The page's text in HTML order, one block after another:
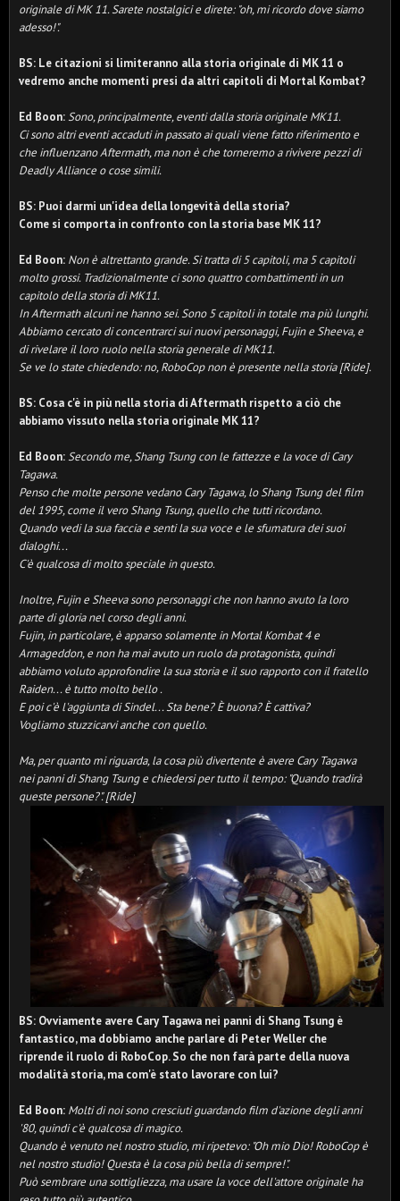
originale di MK 11. Sarete nostalgici e direte: "oh, mi ricordo dove siamo
adesso!".
BS: Le citazioni si limiteranno alla storia originale di MK 11 o
vedremo anche momenti presi da altri capitoli di Mortal Kombat?
Ed Boon: Sono, principalmente, eventi dalla storia originale MK11.
Ci sono altri eventi accaduti in passato ai quali viene fatto riferimento e
che influenzano Aftermath, ma non è che torneremo a rivivere pezzi di
Deadly Alliance o cose simili.
BS: Puoi darmi un'idea della longevità della storia?
Come si comporta in confronto con la storia base MK 11?
Ed Boon: Non è altrettanto grande. Si tratta di 5 capitoli, ma 5 capitoli
molto grossi. Tradizionalmente ci sono quattro combattimenti in un
capitolo della storia di MK11.
In Aftermath alcuni ne hanno sei. Sono 5 capitoli in totale ma più lunghi.
Abbiamo cercato di concentrarci sui nuovi personaggi, Fujin e Sheeva, e
di rivelare il loro ruolo nella storia generale di MK11.
Se ve lo state chiedendo: no, RoboCop non è presente nella storia [Ride].
BS: Cosa c'è in più nella storia di Aftermath rispetto a ciò che
abbiamo vissuto nella storia originale MK 11?
Ed Boon: Secondo me, Shang Tsung con le fattezze e la voce di Cary
Tagawa.
Penso che molte persone vedano Cary Tagawa, lo Shang Tsung del film
del 1995, come il vero Shang Tsung, quello che tutti ricordano.
Quando vedi la sua faccia e senti la sua voce e le sfumatura dei suoi
dialoghi...
C'è qualcosa di molto speciale in questo.
Inoltre, Fujin e Sheeva sono personaggi che non hanno avuto la loro
parte di gloria nel corso degli anni.
Fujin, in particolare, è apparso solamente in Mortal Kombat 4 e
Armageddon, e non ha mai avuto un ruolo da protagonista, quindi
abbiamo voluto approfondire la sua storia e il suo rapporto con il fratello
Raiden... è tutto molto bello .
E poi c'è l'aggiunta di Sindel... Sta bene?È buona?È cattiva?
Vogliamo stuzzicarvi anche con quello.
Ma, per quanto mi riguarda, la cosa più divertente è avere Cary Tagawa
nei panni di Shang Tsung e chiedersi per tutto il tempo: "Quando tradirà
queste persone?". [Ride]
BS: Ovviamente avere Cary Tagawa nei panni di Shang Tsung è
fantastico, ma dobbiamo anche parlare di Peter Weller che
riprende il ruolo di RoboCop. So che non farà parte della nuova
modalità storia, ma com'è stato lavorare con lui?
Ed Boon: Molti di noi sono cresciuti guardando film d'azione degli anni
'80, quindi c'è qualcosa di magico.
Quando è venuto nel nostro studio, mi ripetevo: "Oh mio Dio! RoboCop è
nel nostro studio! Questa è la cosa più bella di sempre!".
Può sembrare una sottigliezza, ma usare la voce dell'attore originale ha